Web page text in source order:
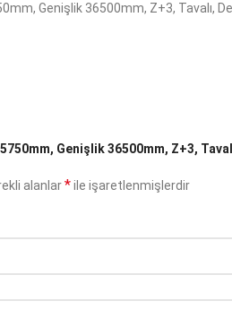
Genişlik 36500mm, Z+3, Tavalı,
Genişlik 36500mm, Z+3,
alanlar*ile işaretlenmişlerdir